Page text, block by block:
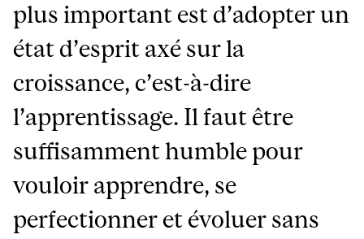
plus important est d’adopter un
état d’esprit axé sur la
croissance, c’est-à-dire
l’apprentissage. Il faut être
suffisamment humble pour
vouloir apprendre, se
perfectionner et évoluer sans